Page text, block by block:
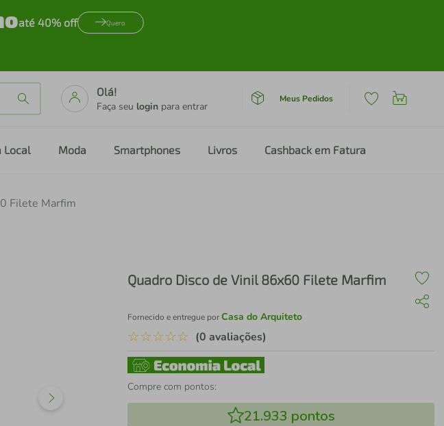
até 40% off Quero
Olá!
Faça seu login para entrar
Meus Pedidos
Local Moda Smartphones Livros Cashback em Fatura
Filete Marfim
Quadro Disco de Vinil 86x60 Filete Marfim
Fornecido e entregue porCasa do Arquiteto
☆☆☆☆☆ (0 avaliações)
Compre com pontos:
21.933 pontos